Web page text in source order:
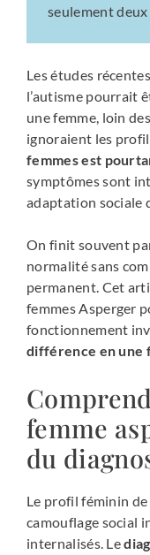
seulement
Les études
l’autisme pourrait
une femme, loin
ignoraient les
femmes est
symptômes sont
adaptation sociale
On finit souvent
normalité sans
permanent. Cet
femmes Asperger
fonctionnement
différence en une
femme
du
Le profil féminin de
camouflage social
internalisés. Le